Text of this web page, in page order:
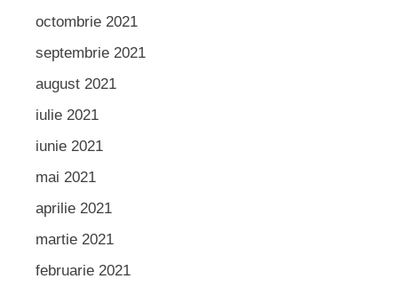
octombrie 2021
septembrie 2021
august 2021
iulie 2021
iunie 2021
mai 2021
aprilie 2021
martie 2021
februarie 2021